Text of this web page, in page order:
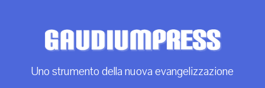
Uno strumento della nuova evangelizzazione